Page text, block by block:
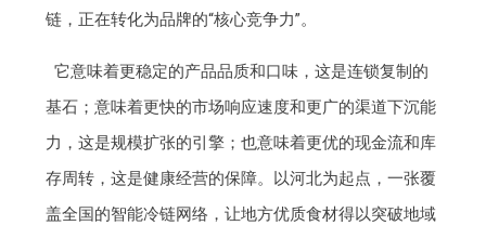
链，正在转化为品牌的“核心竞争力”。
它意味着更稳定的产品品质和口味，这是连锁复制的
基石；意味着更快的市场响应速度和更广的渠道下沉能
力，这是规模扩张的引擎；也意味着更优的现金流和库
存周转，这是健康经营的保障。以河北为起点，一张覆
盖全国的智能冷链网络，让地方优质食材得以突破地域